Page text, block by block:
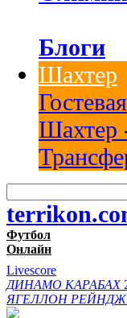
Блоги
Шахтер
Гостевая
Шахтер
Футбол
Онлайн
Livescore
ДИНАМО КАРАБАХ
ЯГЕЛЛОН